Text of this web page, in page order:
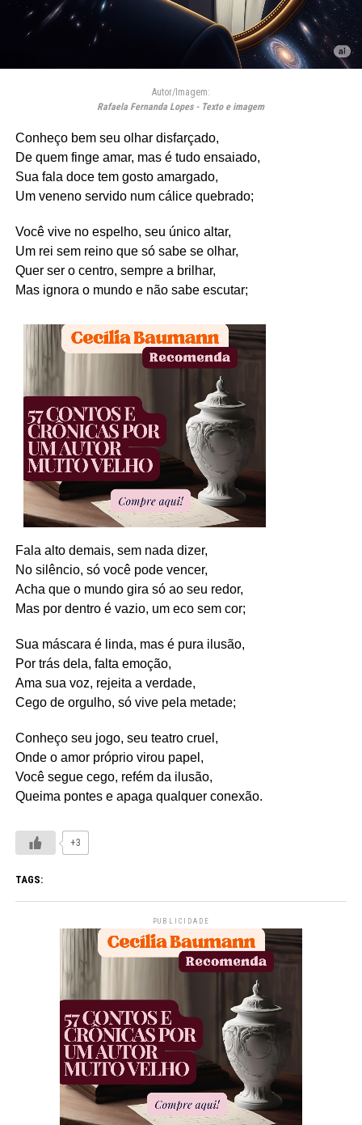
Autor/Imagem:
Rafaela Fernanda Lopes - Texto e imagem
Conheço bem seu olhar disfarçado,
De quem finge amar, mas é tudo ensaiado,
Sua fala doce tem gosto amargado,
Um veneno servido num cálice quebrado;
Você vive no espelho, seu único altar,
Um rei sem reino que só sabe se olhar,
Quer ser o centro, sempre a brilhar,
Mas ignora o mundo e não sabe escutar;
Fala alto demais, sem nada dizer,
No silêncio, só você pode vencer,
Acha que o mundo gira só ao seu redor,
Mas por dentro é vazio, um eco sem cor;
Sua máscara é linda, mas é pura ilusão,
Por trás dela, falta emoção,
Ama sua voz, rejeita a verdade,
Cego de orgulho, só vive pela metade;
Conheço seu jogo, seu teatro cruel,
Onde o amor próprio virou papel,
Você segue cego, refém da ilusão,
Queima pontes e apaga qualquer conexão.
+3
TAGS:
PUBLICIDADE